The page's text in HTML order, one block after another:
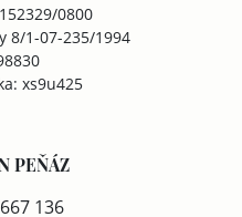
0800
8/1-07-235/1994
xs9u425
PEŇÁZ
136